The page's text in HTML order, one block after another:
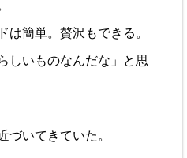
は簡単。贅沢もできる。
しいものなんだな」と思
づいてきていた。